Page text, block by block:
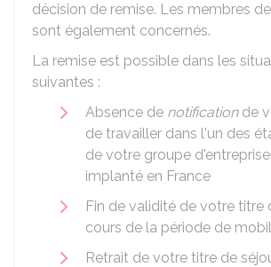
décision de remise. Les membres
sont également concernés.
La remise est possible dans les
suivantes :
Absence de notificationde
de travailler dans l'un des
de votre groupe
implanté en France
Fin de validité de votre titre
cours de la période de
Retrait de votre titre de